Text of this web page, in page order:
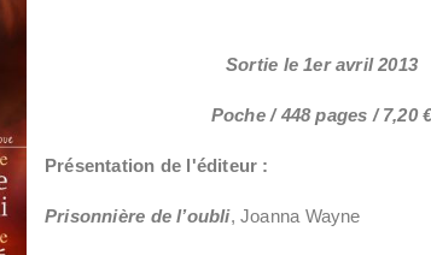
Sortie le 1er avril 2013
Poche / 448 pages / 7,20
Présentation de l'éditeur :
Prisonnière de l’oubli, Joanna Wayne